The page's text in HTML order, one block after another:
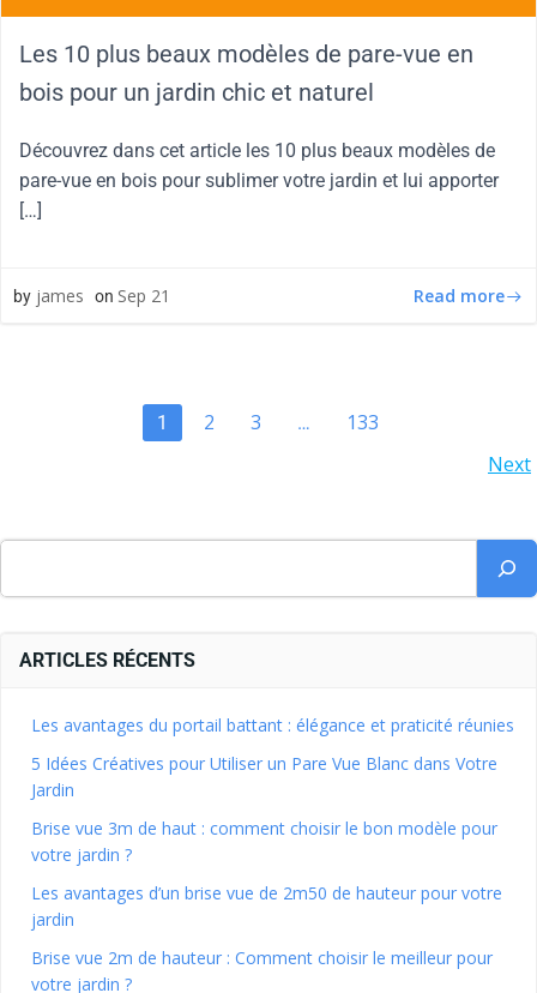
Les 10 plus beaux modèles de pare-vue en
bois pour un jardin chic et naturel
Découvrez dans cet article les 10 plus beaux modèles de
pare-vue en bois pour sublimer votre jardin et lui apporter
[…]
by james on Sep 21 Read more
1 2 3 …
133
Next
ARTICLES RÉCENTS
Les avantages du portail battant : élégance et praticité réunies
5 Idées Créatives pour Utiliser un Pare Vue Blanc dans Votre
Jardin
Brise vue 3m de haut : comment choisir le bon modèle pour
votre jardin ?
Les avantages d’un brise vue de 2m50 de hauteur pour votre
jardin
Brise vue 2m de hauteur : Comment choisir le meilleur pour
votre jardin ?